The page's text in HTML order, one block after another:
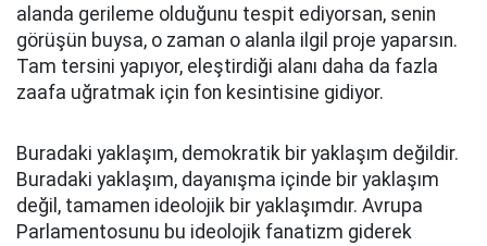
alanda gerileme olduğunu tespit ediyorsan, senin
görüşün buysa, o zaman o alanla ilgil proje yaparsın.
Tam tersini yapıyor, eleştirdiği alanı daha da fazla
zaafa uğratmak için fon kesintisine gidiyor.
Buradaki yaklaşım, demokratik bir yaklaşım değildir.
Buradaki yaklaşım, dayanışma içinde bir yaklaşım
değil, tamamen ideolojik bir yaklaşımdır. Avrupa
Parlamentosunu bu ideolojik fanatizm giderek